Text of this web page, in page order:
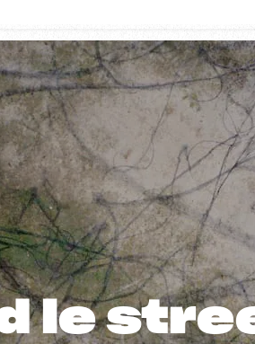
le